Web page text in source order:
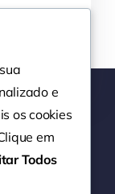
e
os cookies
em
Todos